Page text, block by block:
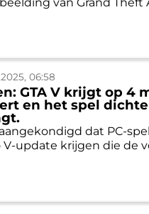
06:58
GTA V krijgt op 4
en het spel
dat PC-
update krijgen die de